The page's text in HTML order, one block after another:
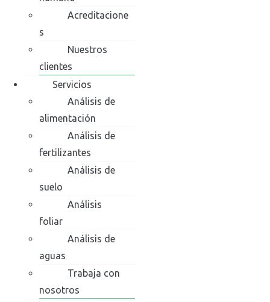
Acreditacione
s
Nuestros
clientes
Servicios
Análisis de
alimentación
Análisis de
fertilizantes
Análisis de
suelo
Análisis
foliar
Análisis de
aguas
Trabaja con
nosotros